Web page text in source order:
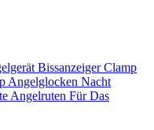
Bissanzeiger Clamp
Angelglocken Nacht
Angelruten Für Das